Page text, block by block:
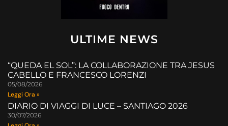
ULTIME NEWS
“QUEDA EL SOL”: LA COLLABORAZIONE TRA JESUS
CABELLO E FRANCESCO LORENZI
05/08/2026
Leggi Ora »
DIARIO DI VIAGGI DI LUCE – SANTIAGO 2026
30/07/2026